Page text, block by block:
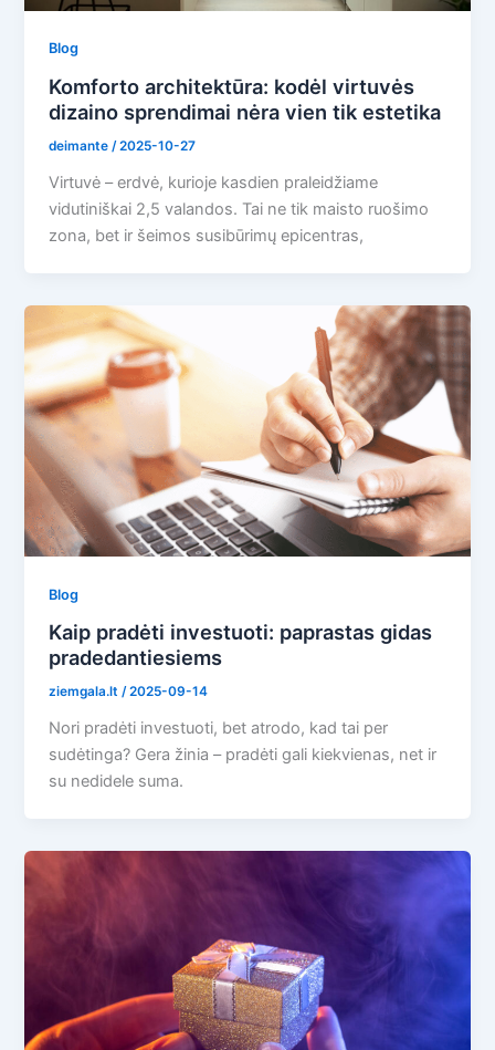
Blog
Komforto architektūra: kodėl virtuvės
dizaino sprendimai nėra vien tik estetika
deimante/2025-10-27
Virtuvė – erdvė, kurioje kasdien praleidžiame
vidutiniškai 2,5 valandos. Tai ne tik maisto ruošimo
zona, bet ir šeimos susibūrimų epicentras,
Blog
Kaip pradėti investuoti: paprastas gidas
pradedantiesiems
ziemgala.lt/2025-09-14
Nori pradėti investuoti, bet atrodo, kad tai per
sudėtinga? Gera žinia – pradėti gali kiekvienas, net ir
su nedidele suma.